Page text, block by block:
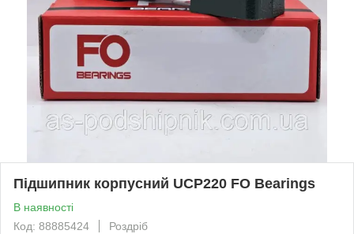
Підшипник корпусний UCP220 FO Bearings
В наявності
Код: 88885424
Роздріб